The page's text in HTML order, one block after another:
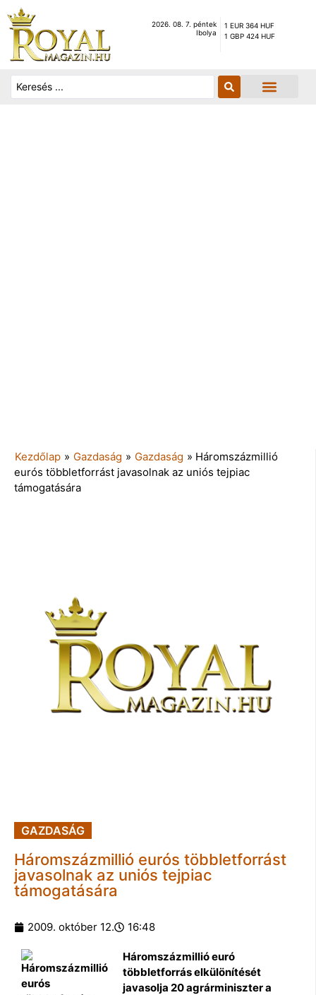
2026. 08. 7. péntek
Ibolya
1 EUR 364 HUF
1 GBP 424 HUF
Kezdőlap » Gazdaság » Gazdaság » Háromszázmillió
eurós többletforrást javasolnak az uniós tejpiac
támogatására
GAZDASÁG
Háromszázmillió eurós többletforrást
javasolnak az uniós tejpiac
támogatására
2009. október 12. 16:48
Háromszázmillió euró
többletforrás elkülönítését
javasolja 20 agrárminiszter a